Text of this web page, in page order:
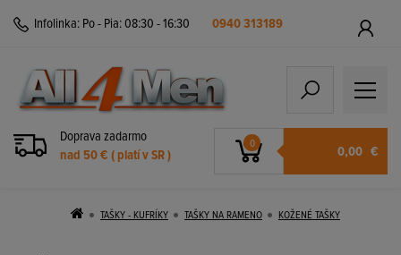
Infolinka: Po - Pia: 08:30 - 16:30 0940 313189
Doprava zadarmo
nad 50 € ( platí v SR )
0 0,00 €
TAŠKY - KUFRÍKY TAŠKY NA RAMENO KOŽENÉ TAŠKY